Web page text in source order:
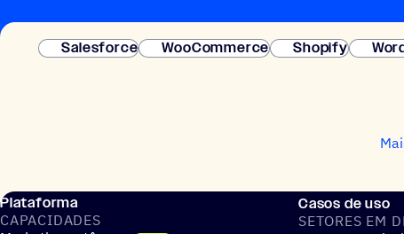
Salesforce
WooCommerce Shopify
Plataforma
CAPACIDADES
Casos de uso
SETORES EM